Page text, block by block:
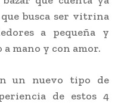
busca ser vitrina
a pequeña y
a mano y con amor.
un nuevo tipo de
de estos 4